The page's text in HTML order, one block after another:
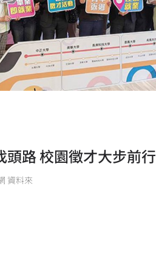
頭路 校園徵才大步前行
資料來